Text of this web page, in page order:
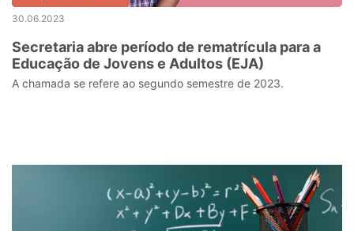
30.06.2023
Secretaria abre período de rematrícula para a
Educação de Jovens e Adultos (EJA)
A chamada se refere ao segundo semestre de 2023.